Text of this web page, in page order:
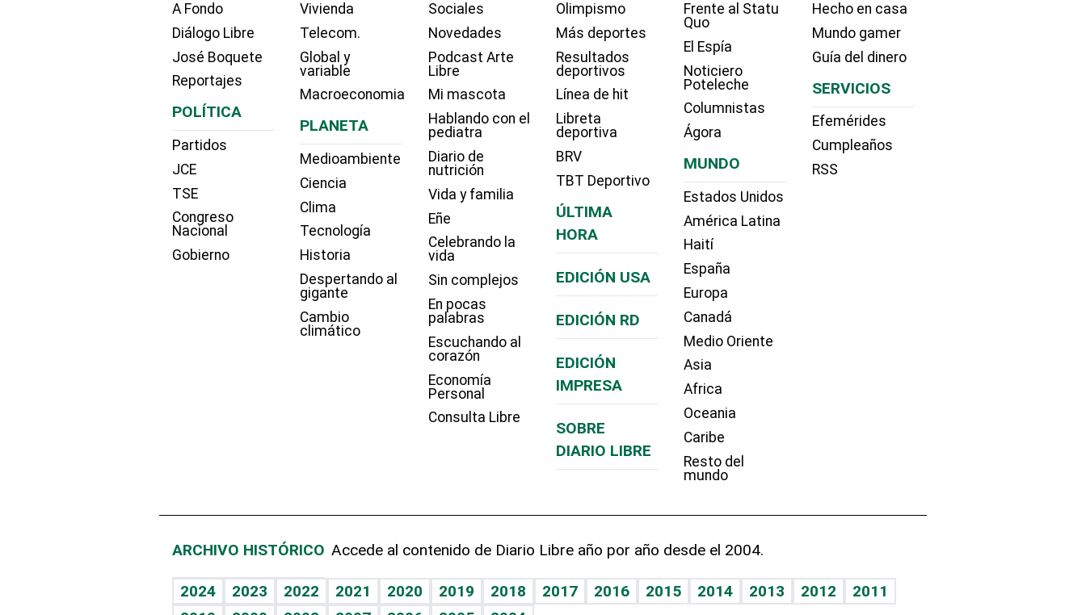
A Fondo
Diálogo Libre
José Boquete
Reportajes
POLÍTICA
Partidos
JCE
TSE
Congreso
Nacional
Gobierno
Vivienda
Telecom.
Global y
variable
Macroeconomia
PLANETA
Medioambiente
Ciencia
Clima
Tecnología
Historia
Despertando al
gigante
Cambio
climático
Sociales
Novedades
Podcast Arte
Libre
Mi mascota
Hablando con el
pediatra
Diario de
nutrición
Vida y familia
Eñe
Celebrando la
vida
Sin complejos
En pocas
palabras
Escuchando al
corazón
Economía
Personal
Consulta Libre
Olimpismo
Más deportes
Resultados
deportivos
Línea de hit
Libreta
deportiva
BRV
TBT Deportivo
ÚLTIMA
HORA
EDICIÓN USA
EDICIÓN RD
EDICIÓN
IMPRESA
SOBRE
DIARIO LIBRE
Frente al Statu
Quo
El Espía
Noticiero
Poteleche
Columnistas
Ágora
MUNDO
Estados Unidos
América Latina
Haití
España
Europa
Canadá
Medio Oriente
Asia
Africa
Oceania
Caribe
Resto del
mundo
Hecho en casa
Mundo gamer
Guía del dinero
SERVICIOS
Efemérides
Cumpleaños
RSS
ARCHIVO HISTÓRICO Accede al contenido de Diario Libre año por año desde el 2004.
2024 2023 2022 2021 2020 2019 2018 2017 2016 2015 2014 2013 2012
2011